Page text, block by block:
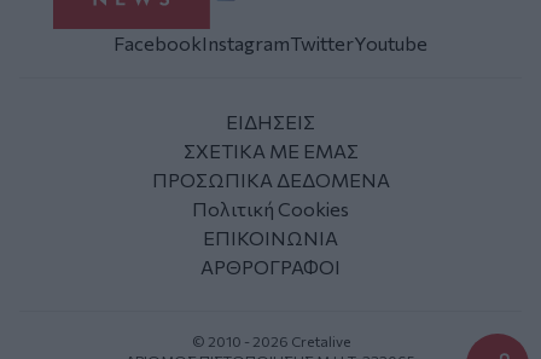
FacebookInstagramTwitterYoutube
ΕΙΔΗΣΕΙΣ
ΣΧΕΤΙΚΑ ΜΕ ΕΜΑΣ
ΠΡΟΣΩΠΙΚΑ ΔΕΔΟΜΕΝΑ
Πολιτική Cookies
ΕΠΙΚΟΙΝΩΝΙΑ
ΑΡΘΡΟΓΡΑΦΟΙ
© 2010 - 2026 Cretalive